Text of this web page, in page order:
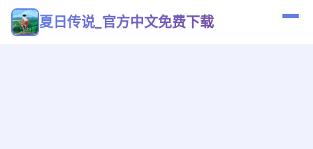
夏日传说_官方中文免费下载